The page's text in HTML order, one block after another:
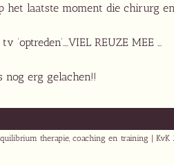
het laatste moment die chirurg
‘optreden’….VIEL REUZE MEE …
nog erg gelachen!!
therapie, coaching en training | KvK